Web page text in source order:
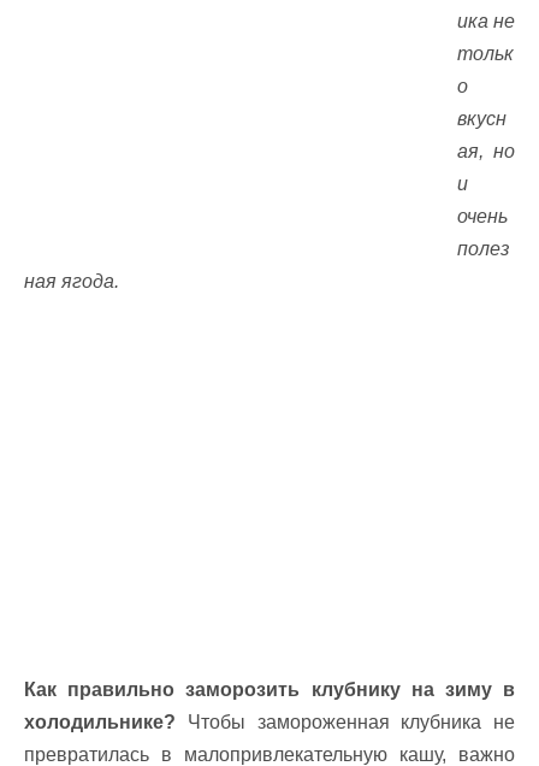
ика не
тольк
о
вкусн
ая, но
и
очень
полез
ная ягода.
Как правильно заморозить клубнику на зиму в
холодильнике? Чтобы замороженная клубника не
превратилась в малопривлекательную кашу, важно